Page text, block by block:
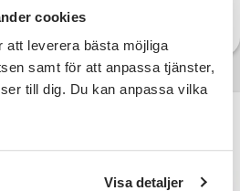
cookies
att leverera bästa möjliga
samt för att anpassa tjänster,
till dig. Du kan anpassa vilka
Visa detaljer